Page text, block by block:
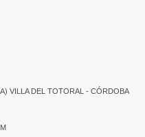
VILLA DEL TOTORAL - CÓRDOBA